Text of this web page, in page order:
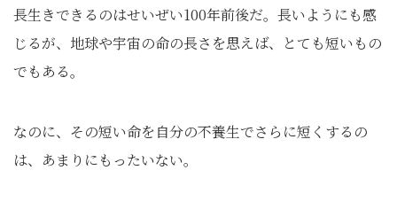
長生きできるのはせいぜい100年前後だ。長いようにも感
じるが、地球や宇宙の命の長さを思えば、とても短いもの
でもある。
なのに、その短い命を自分の不養生でさらに短くするの
は、あまりにもったいない。